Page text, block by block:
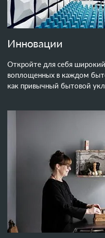
Инновации
Откройте для себя
воплощенных в каждом
как привычный бытовой